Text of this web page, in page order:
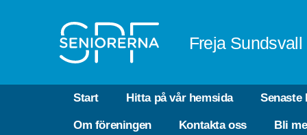
Freja Sundsvall
Start Hitta på vår hemsida Senaste
Om föreningen Kontakta oss Bli